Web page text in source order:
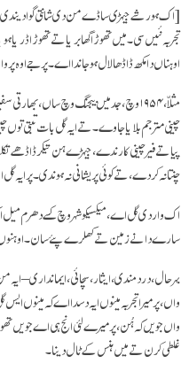
[اک ہور شے جیہڑی ساڈے من دی شانتی گوا
تجربہ نئیں سی۔ میں تھوڑا گھابریا تے تھوڑا
اوہناں دا مکھ ڈاڈھا لال ہو جاندا اے۔ پر جے اوہ
مثلاّ، ۱۹۵۴ وچ، جد میں بیجنگ وچ ساں،
چینی مترجم بلایا جاوے۔ تے ایہ گل بات تبتی
پیا تے فیر چینی کارندے، جیہڑے ہن تیکر
چنتا نہ کردے، تے کوئی پریشانی نہ ہوندی۔ پر ایہ
اک وار دی گل اے، میکسیکو شہر وچ کسے دھرم میل
سارے دانے زمین تے کھلرے پئے سان۔ اوہنوں
بہرحال، دردمندی، ایثار، سچائی، ایمانداری –
واں، پر میرا تجربہ مینوں ایہ دسدا اے کہ مینوں
واں جویں کہ ہُن، پر میرے لئی انج ہی اے جویں
غلطی کرن تے میں ہنس کے ٹال دینا۔